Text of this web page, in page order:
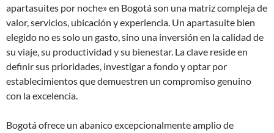
apartasuites por noche» en Bogotá son una matriz compleja de
valor, servicios, ubicación y experiencia. Un apartasuite bien
elegido no es solo un gasto, sino una inversión en la calidad de
su viaje, su productividad y su bienestar. La clave reside en
definir sus prioridades, investigar a fondo y optar por
establecimientos que demuestren un compromiso genuino
con la excelencia.
Bogotá ofrece un abanico excepcionalmente amplio de